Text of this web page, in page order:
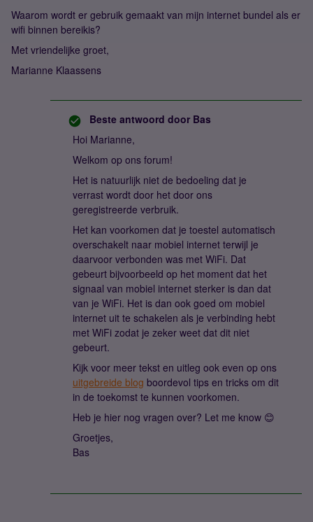
Waarom wordt er gebruik gemaakt van mijn internet bundel als er
wifi binnen bereikis?
Met vriendelijke groet,
Marianne Klaassens
Beste antwoord door Bas
Hoi Marianne,
Welkom op ons forum!
Het is natuurlijk niet de bedoeling dat je
verrast wordt door het door ons
geregistreerde verbruik.
Het kan voorkomen dat je toestel automatisch
overschakelt naar mobiel internet terwijl je
daarvoor verbonden was met WiFi. Dat
gebeurt bijvoorbeeld op het moment dat het
signaal van mobiel internet sterker is dan dat
van je WiFi. Het is dan ook goed om mobiel
internet uit te schakelen als je verbinding hebt
met WiFi zodat je zeker weet dat dit niet
gebeurt.
Kijk voor meer tekst en uitleg ook even op ons
uitgebreide blog boordevol tips en tricks om dit
in de toekomst te kunnen voorkomen.
Heb je hier nog vragen over? Let me know 😊
Groetjes,
Bas